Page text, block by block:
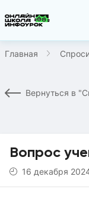
Главная
Вернуться в
Вопрос
16 декабря